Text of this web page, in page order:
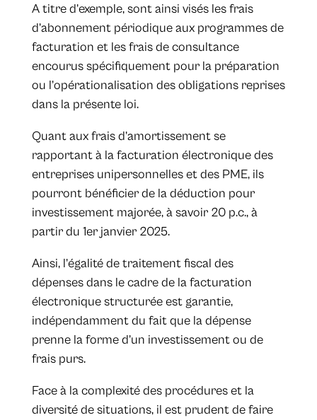
A titre d’exemple, sont ainsi visés les frais
d’abonnement périodique aux programmes de
facturation et les frais de consultance
encourus spécifiquement pour la préparation
ou l’opérationalisation des obligations reprises
dans la présente loi.
Quant aux frais d’amortissement se
rapportant à la facturation électronique des
entreprises unipersonnelles et des PME, ils
pourront bénéficier de la déduction pour
investissement majorée, à savoir 20 p.c., à
partir du 1er janvier 2025.
Ainsi, l’égalité de traitement fiscal des
dépenses dans le cadre de la facturation
électronique structurée est garantie,
indépendamment du fait que la dépense
prenne la forme d’un investissement ou de
frais purs.
Face à la complexité des procédures et la
diversité de situations, il est prudent de faire